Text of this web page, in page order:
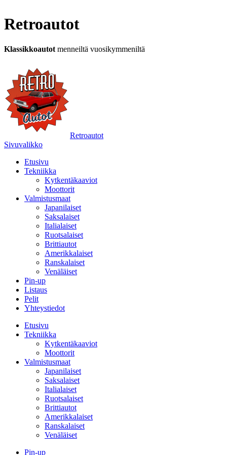
Retroautot
Klassikkoautot menneiltä vuosikymmeniltä
Retroautot
Sivuvalikko
Etusivu
Tekniikka
Kytkentäkaaviot
Moottorit
Valmistusmaat
Japanilaiset
Saksalaiset
Italialaiset
Ruotsalaiset
Brittiautot
Amerikkalaiset
Ranskalaiset
Venäläiset
Pin-up
Listaus
Pelit
Yhteystiedot
Etusivu
Tekniikka
Kytkentäkaaviot
Moottorit
Valmistusmaat
Japanilaiset
Saksalaiset
Italialaiset
Ruotsalaiset
Brittiautot
Amerikkalaiset
Ranskalaiset
Venäläiset
Pin-up